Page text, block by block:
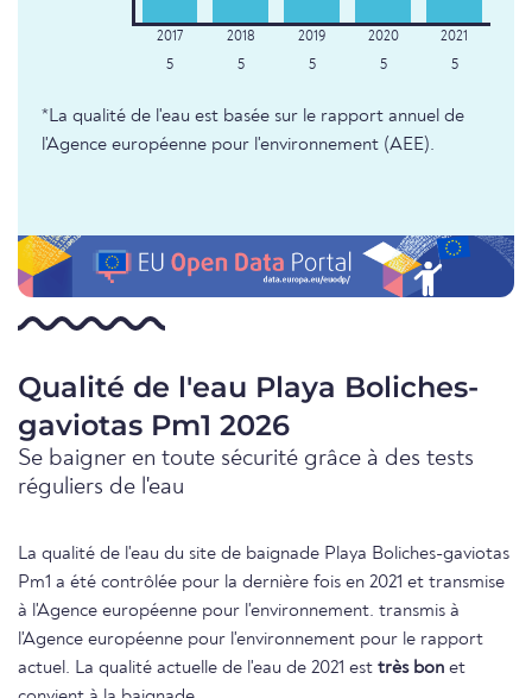
5 5 5 5 5
*La qualité de l'eau est basée sur le rapport annuel de
l'Agence européenne pour l'environnement (AEE).
Qualité de l'eau Playa Boliches-
gaviotas Pm1 2026
Se baigner en toute sécurité grâce à des tests
réguliers de l'eau
La qualité de l'eau du site de baignade Playa Boliches-gaviotas
Pm1 a été contrôlée pour la dernière fois en 2021 et transmise
à l'Agence européenne pour l'environnement. transmis à
l'Agence européenne pour l'environnement pour le rapport
actuel. La qualité actuelle de l'eau de 2021 est très bon et